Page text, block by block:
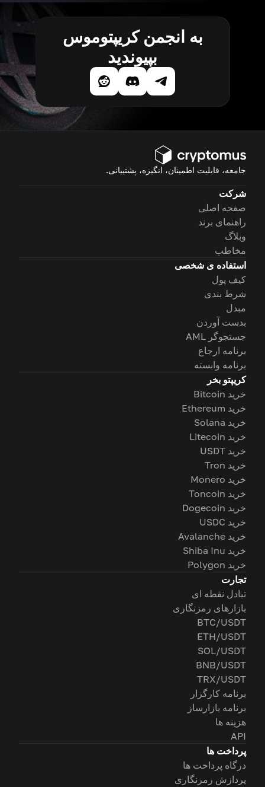
به انجمن کریپتوموس
بپیوندید
جامعه، قابلیت اطمینان، انگیزه، پشتیبانی.
شرکت
صفحه اصلی
راهنمای برند
وبلاگ
مخاطب
استفاده ی شخصی
کیف پول
شرط بندی
مبدل
بدست آوردن
جستجوگر AML
برنامه ارجاع
برنامه وابسته
کریپتو بخر
خرید Bitcoin
خرید Ethereum
خرید Solana
خرید Litecoin
خرید USDT
خرید Tron
خرید Monero
خرید Toncoin
خرید Dogecoin
خرید USDC
خرید Avalanche
خرید Shiba Inu
خرید Polygon
تجارت
تبادل نقطه ای
بازارهای رمزنگاری
BTC/USDT
ETH/USDT
SOL/USDT
BNB/USDT
TRX/USDT
برنامه کارگزار
برنامه بازارساز
هزینه ها
API
پرداخت ها
درگاه پرداخت ها
پردازش رمزنگاری